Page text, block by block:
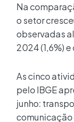
Na
o setor
observadas
2024 (1,6%) e
As cinco
pelo IBGE
junho:
comunicação